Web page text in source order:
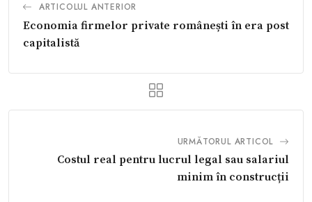
ARTICOLUL ANTERIOR
Economia firmelor private românești în era post
capitalistă
URMĂTORUL ARTICOL
Costul real pentru lucrul legal sau salariul
minim în construcții